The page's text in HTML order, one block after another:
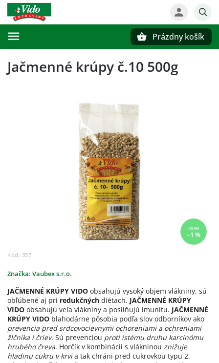
Prázdny košík
Jačmenné krúpy č.10 500g
€0,90
–1 %
Kód: 357
Značka: Vaubex s.r.o.
JAČMENNÉ KRÚPY VIDO obsahujú vysoký objem vlákniny, sú
obľúbené aj pri redukčných diétach. JAČMENNÉ KRÚPY
VIDO obsahujú veľa vlákniny a posilňujú imunitu. JAČMENNÉ
KRÚPY VIDO blahodárne pôsobia podľa slov odborníkov ako
prevencia pred srdcovocievnymi ochoreniami a ochreniami
žlčníka i čriev. Sú prevenciou proti istému druhu karcinómu
hrubého čreva. Horčík v kombinácii s vlákninou znižuje
hladinu cukru v krvia tak chráni pred cukrovkou typu 2.